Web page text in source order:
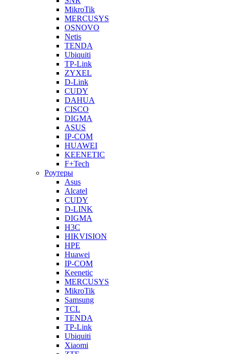
MikroTik
MERCUSYS
OSNOVO
Netis
TENDA
Ubiquiti
TP-Link
ZYXEL
D-Link
CUDY
DAHUA
CISCO
DIGMA
ASUS
IP-COM
HUAWEI
KEENETIC
F+Tech
Роутеры
Asus
Alcatel
CUDY
D-LINK
DIGMA
H3C
HIKVISION
HPE
Huawei
IP-COM
Keenetic
MERCUSYS
MikroTik
Samsung
TCL
TENDA
TP-Link
Ubiquiti
Xiaomi